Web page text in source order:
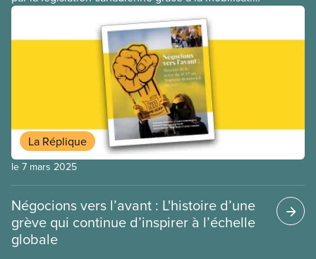
des travailleuses et travailleurs, les gouvernements
cherchent des façons de limiter notre droit de
grève. Pendant des décennies, les gouvernements
fédéraux et provinciaux ont adopté des lois de
retour au travail pour mettre un terme aux grèves.
Mais depuis quelques mois, le gouvernement
fédéral privilégie une approche encore moins
démocratique : le recours à l’article 107 du Code
canadien du travail.
La Réplique
le 7 mars 2025
Négocions vers l’avant : L'histoire d’une
grève qui continue d’inspirer à l’échelle
globale